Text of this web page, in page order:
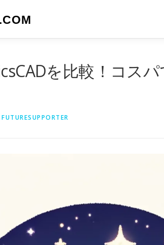
を比較！コス
FUTURESUPPORTER